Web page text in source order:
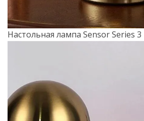
Настольная лампа Sensor Series 3